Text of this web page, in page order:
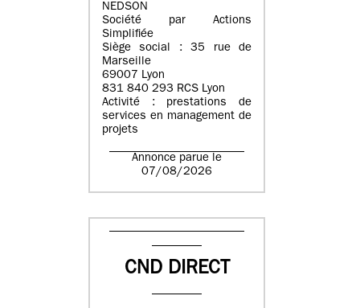
NEDSON
Société par Actions
Simplifiée
Siège social : 35 rue de
Marseille
69007 Lyon
831 840 293 RCS Lyon
Activité : prestations de
services en management de
projets
Annonce parue le
07/08/2026
CND DIRECT